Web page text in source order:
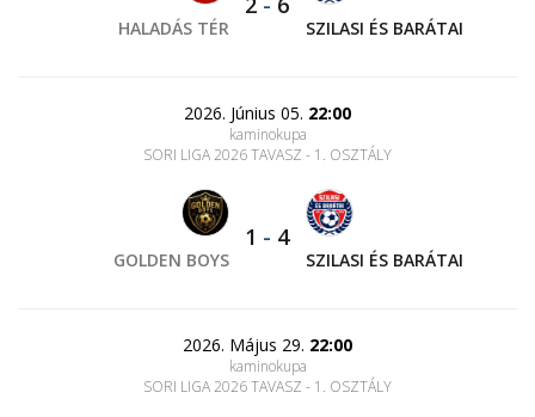
HALADÁS TÉR SZILASI ÉS BARÁTAI
2026. Június 05. 22:00
kaminokupa
SORI LIGA 2026 TAVASZ - 1. OSZTÁLY
GOLDEN BOYS
1 - 4
SZILASI ÉS BARÁTAI
2026. Május 29. 22:00
kaminokupa
SORI LIGA 2026 TAVASZ - 1. OSZTÁLY